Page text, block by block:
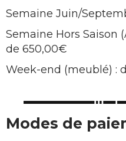
Semaine Juin/
Semaine Hors Saison
de 650,00€
Week-end (meublé) :
Modes de